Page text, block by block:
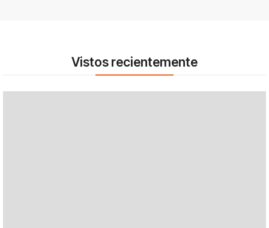
Vistos recientemente